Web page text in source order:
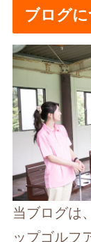
ブログ
当ブログは
ップゴルフ